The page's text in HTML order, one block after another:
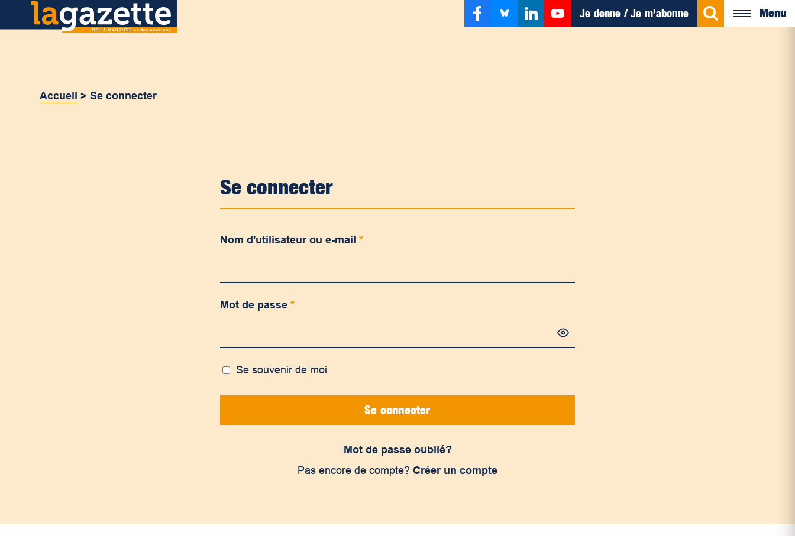
Je donne / Je m’abonne Menu
Accueil >Se connecter
Se connecter
Nom d'utilisateur ou e-mail *
Mot de passe *
Se souvenir de moi
Se connecter
Mot de passe oublié?
Pas encore de compte? Créer un compte